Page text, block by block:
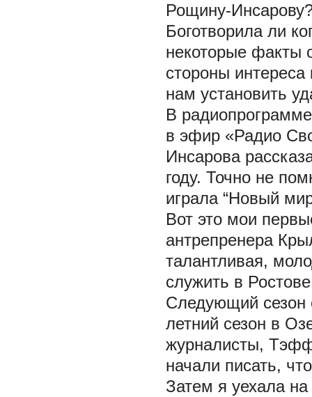
Рощину-
Боготворила ли
некоторые факты
стороны
нам установить
В
в эфир «Радио
Инсарова
году. Точно не
играла “Новый
Вот это мои
антрепренера
талантливая,
служить в
Следующий сезон
летний сезон в
журналисты,
начали писать,
Затем я уехала